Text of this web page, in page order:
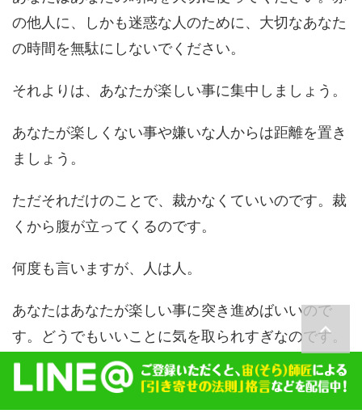
の他人に、しかも迷惑な人のために、大切なあなた
の時間を無駄にしないでください。
それよりは、あなたが楽しい事に集中しましょう。
あなたが楽しくない事や嫌いな人からは距離を置き
ましょう。
ただそれだけのことで、裁かなくていいのです。裁
くから腹が立ってくるのです。
何度も言いますが、人は人。
あなたはあなたが楽しい事に突き進めばいいので
す。どうでもいいことに気を取られすぎなのです。